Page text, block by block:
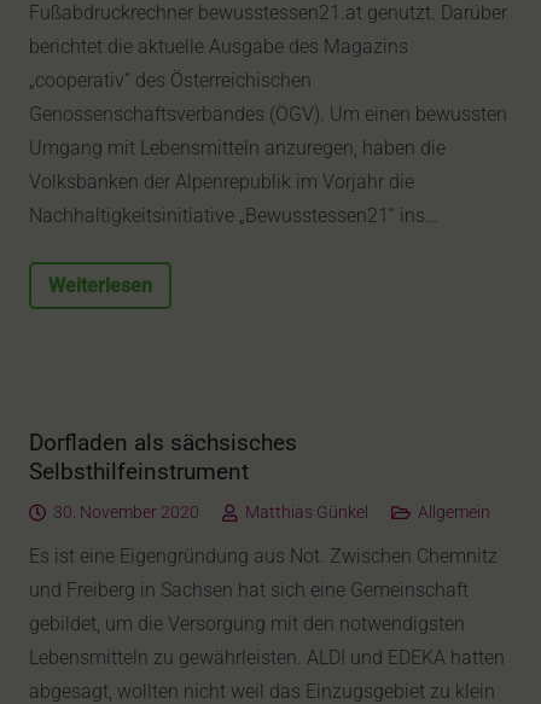
Fußabdruckrechner bewusstessen21.at genutzt. Darüber
berichtet die aktuelle Ausgabe des Magazins
„cooperativ“ des Österreichischen
Genossenschaftsverbandes (ÖGV). Um einen bewussten
Umgang mit Lebensmitteln anzuregen, haben die
Volksbanken der Alpenrepublik im Vorjahr die
Nachhaltigkeitsinitiative „Bewusstessen21“ ins…
Weiterlesen
Dorfladen als sächsisches
Selbsthilfeinstrument
30. November 2020 Matthias Günkel Allgemein
Es ist eine Eigengründung aus Not. Zwischen Chemnitz
und Freiberg in Sachsen hat sich eine Gemeinschaft
gebildet, um die Versorgung mit den notwendigsten
Lebensmitteln zu gewährleisten. ALDI und EDEKA hatten
abgesagt, wollten nicht weil das Einzugsgebiet zu klein